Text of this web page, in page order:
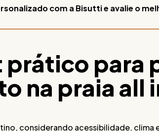
com a Bisutti e avalie o
para
na praia all
considerando acessibilidade, clima